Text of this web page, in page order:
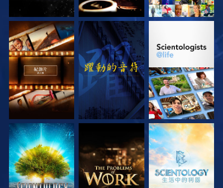
探索系列節目 觀看 探索系列節目
探索系列節目 探索系列節目 探索系列節目